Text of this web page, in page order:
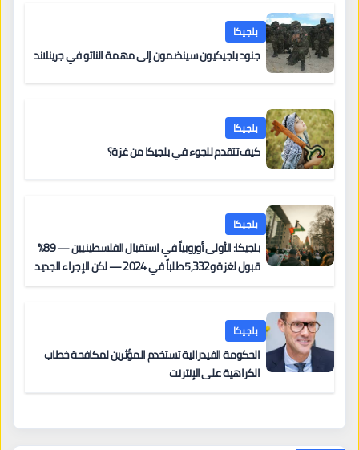
بلجيكا
جنود بلجيكيون سينضمون إلى مهمة الناتو في جرينلاند
بلجيكا
كيف تتقدم للجوء في بلجيكا من غزة؟
بلجيكا
بلجيكا: الأولى أوروبياً في استقبال الفلسطينيين — 89%
قبول لغزة و5,332 طلباً في 2024 — لكن الإجراء الجديد
بلجيكا
الحكومة الفيدرالية تستخدم المؤثرين لمكافحة خطاب
الكراهية على الإنترنت